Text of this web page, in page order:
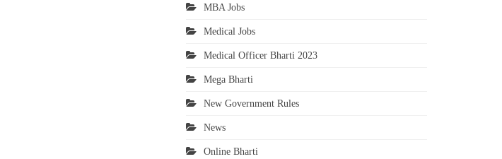
MBA Jobs
Medical Jobs
Medical Officer Bharti 2023
Mega Bharti
New Government Rules
News
Online Bharti